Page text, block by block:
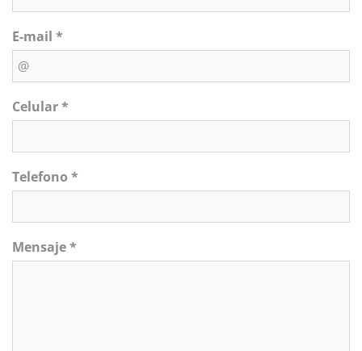
E-mail *
Celular *
Telefono *
Mensaje *